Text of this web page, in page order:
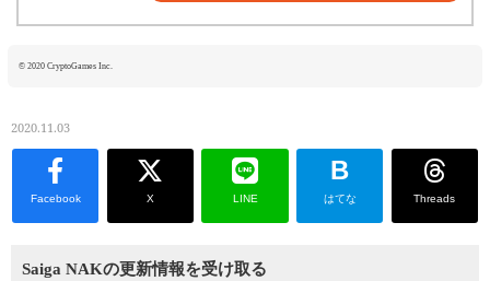
© 2020 CryptoGames Inc.
2020.11.03
Facebook X LINE
B
はてな Threads
Saiga NAKの更新情報を受け取る